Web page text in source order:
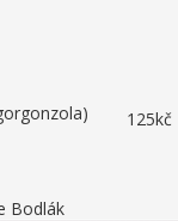
125kč
Bodlák